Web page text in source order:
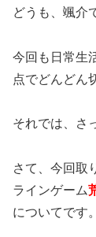
どうも、颯介
今回も日常生
点でどんどん
それでは、さ
さて、今回取
ラインゲーム
についてです。